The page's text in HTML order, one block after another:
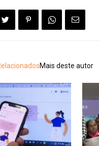
Mais deste autor